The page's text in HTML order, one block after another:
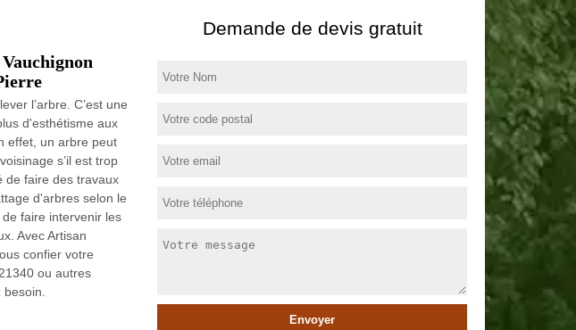
l’arbre. C’est une
d'esthétisme aux
effet, un arbre peut
s’il est trop
de faire des travaux
d'arbres selon le
faire intervenir les
Avec Artisan
confier votre
ou autres
Demande de devis gratuit